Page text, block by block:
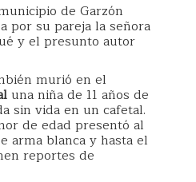
de Garzón
por su pareja la señora
y el presunto autor
murió en el
una niña de 11 años de
sin vida en un cafetal.
de edad presentó al
arma blanca y hasta el
reportes de